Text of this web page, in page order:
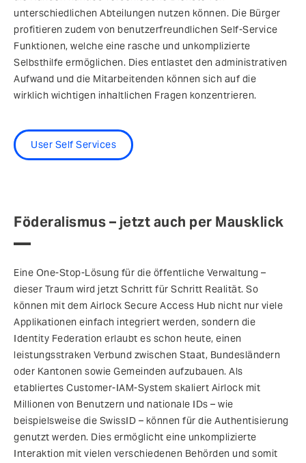
unterschiedlichen Abteilungen nutzen können. Die Bürger
profitieren zudem von benutzerfreundlichen Self-Service
Funktionen, welche eine rasche und unkomplizierte
Selbsthilfe ermöglichen. Dies entlastet den administrativen
Aufwand und die Mitarbeitenden können sich auf die
wirklich wichtigen inhaltlichen Fragen konzentrieren.
User Self Services
Föderalismus – jetzt auch per Mausklick
Eine One-Stop-Lösung für die öffentliche Verwaltung –
dieser Traum wird jetzt Schritt für Schritt Realität. So
können mit dem Airlock Secure Access Hub nicht nur viele
Applikationen einfach integriert werden, sondern die
Identity Federation erlaubt es schon heute, einen
leistungsstraken Verbund zwischen Staat, Bundesländern
oder Kantonen sowie Gemeinden aufzubauen. Als
etabliertes Customer-IAM-System skaliert Airlock mit
Millionen von Benutzern und nationale IDs – wie
beispielsweise die SwissID – können für die Authentisierung
genutzt werden. Dies ermöglicht eine unkomplizierte
Interaktion mit vielen verschiedenen Behörden und somit